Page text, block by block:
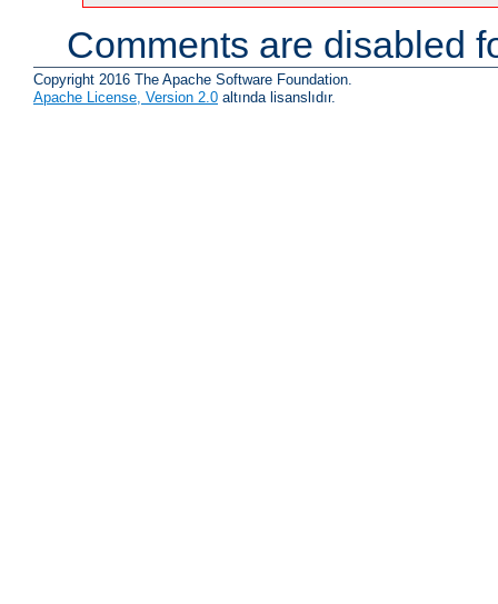
Comments are disabled
Copyright 2016 The Apache Software Foundation.
Apache License, Version 2.0 altında lisanslıdır.